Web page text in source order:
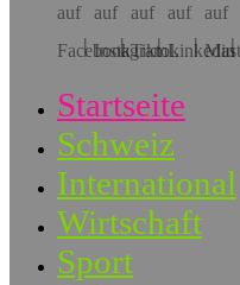
Startseite
Schweiz
International
Wirtschaft
Sport